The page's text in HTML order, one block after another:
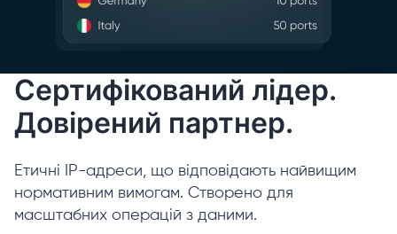
Сертифікований лідер.
Довірений партнер.
Етичні IP-адреси, що відповідають найвищим
нормативним вимогам. Створено для
масштабних операцій з даними.